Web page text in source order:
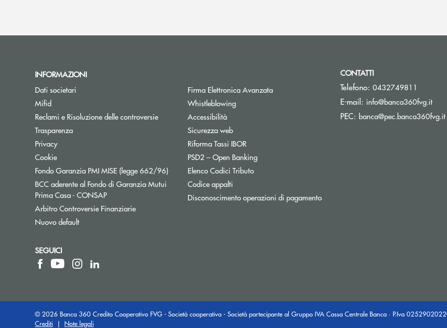
INFORMAZIONI
Dati societari
Mifid
Reclami e Risoluzione delle controversie
Trasparenza
Privacy
Cookie
Fondo Garanzia PMI MISE (legge 662/96)Apre una nuova finestra
BCC aderente al Fondo di Garanzia Mutui
Prima Casa - CONSAPApre una nuova finestra
Arbitro Controversie FinanziarieApre una nuova finestra
Nuovo default
Firma Elettronica Avanzata
WhistleblowingApre una nuova finestra
Accessibilità
Sicurezza web
Riforma Tassi IBORApre una nuova finestra
PSD2 – Open BankingApre una nuova finestra
Elenco Codici TributoApre una nuova finestra
Codice appalti
Disconoscimento operazioni di pagamento
CONTATTI
Telefono: 0432749811
E-mail: info@banca360fvg.it(si
PEC: banca@pec.banca360fvg.it
SEGUICI
© 2026 Banca 360 Credito Cooperativo FVG - Società cooperativa - Società partecipante al Gruppo IVA Cassa Centrale Banca · P.Iva
Crediti | Note legali